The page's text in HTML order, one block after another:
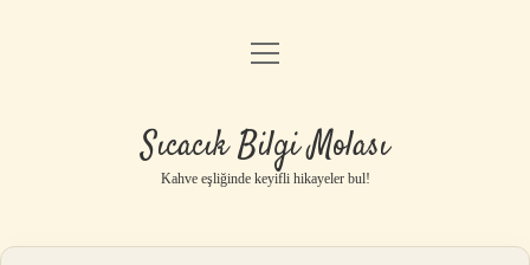
Anasayfa
Yasal Uyarı
menüyü
Sıcacık Bilgi Molası
Kahve eşliğinde keyifli hikayeler bul!